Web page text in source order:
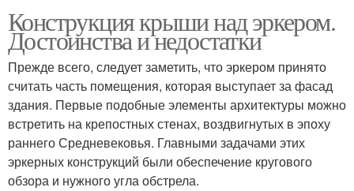
Конструкция крыши над эркером.
Достоинства и недостатки
Прежде всего, следует заметить, что эркером принято
считать часть помещения, которая выступает за фасад
здания. Первые подобные элементы архитектуры можно
встретить на крепостных стенах, воздвигнутых в эпоху
раннего Средневековья. Главными задачами этих
эркерных конструкций были обеспечение кругового
обзора и нужного угла обстрела.